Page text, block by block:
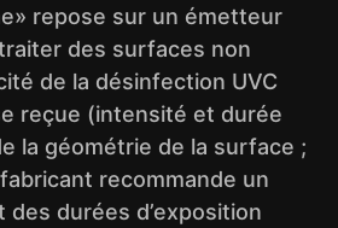
repose sur un émetteur
des surfaces non
de la désinfection UVC
reçue (intensité et durée
la géométrie de la surface ;
recommande un
durées d’exposition